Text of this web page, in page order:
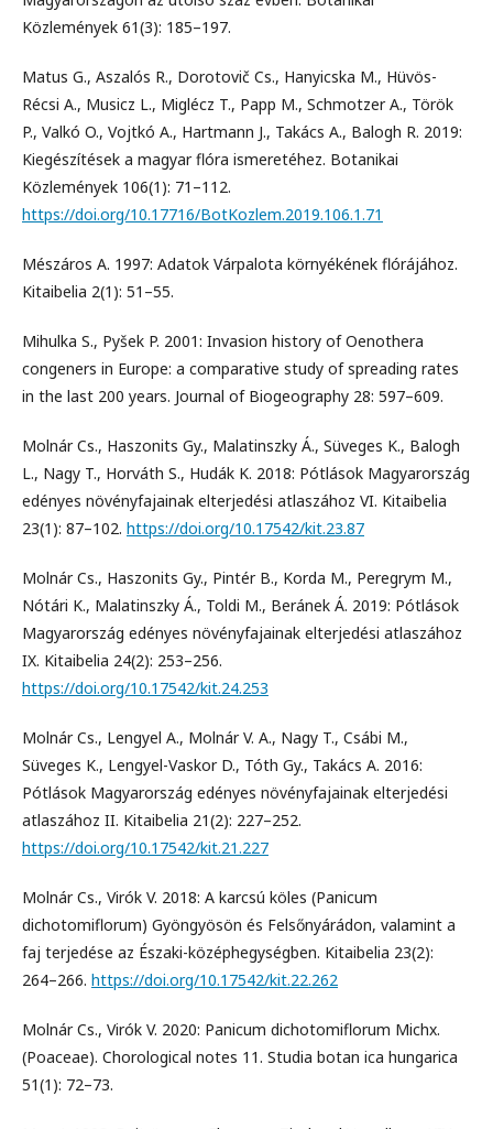
Közlemények 61(3): 185–197.
Matus G., Aszalós R., Dorotovič Cs., Hanyicska M., Hüvös-
Récsi A., Musicz L., Miglécz T., Papp M., Schmotzer A., Török
P., Valkó O., Vojtkó A., Hartmann J., Takács A., Balogh R. 2019:
Kiegészítések a magyar flóra ismeretéhez. Botanikai
Közlemények 106(1): 71–112.
https://doi.org/10.17716/BotKozlem.2019.106.1.71
Mészáros A. 1997: Adatok Várpalota környékének flórájához.
Kitaibelia 2(1): 51–55.
Mihulka S., Pyšek P. 2001: Invasion history of Oenothera
congeners in Europe: a comparative study of spreading rates
in the last 200 years. Journal of Biogeography 28: 597–609.
Molnár Cs., Haszonits Gy., Malatinszky Á., Süveges K., Balogh
L., Nagy T., Horváth S., Hudák K. 2018: Pótlások Magyarország
edényes növényfajainak elterjedési atlaszához VI. Kitaibelia
23(1): 87–102. https://doi.org/10.17542/kit.23.87
Molnár Cs., Haszonits Gy., Pintér B., Korda M., Peregrym M.,
Nótári K., Malatinszky Á., Toldi M., Beránek Á. 2019: Pótlások
Magyarország edényes növényfajainak elterjedési atlaszához
IX. Kitaibelia 24(2): 253–256.
https://doi.org/10.17542/kit.24.253
Molnár Cs., Lengyel A., Molnár V. A., Nagy T., Csábi M.,
Süveges K., Lengyel-Vaskor D., Tóth Gy., Takács A. 2016:
Pótlások Magyarország edényes növényfajainak elterjedési
atlaszához II. Kitaibelia 21(2): 227–252.
https://doi.org/10.17542/kit.21.227
Molnár Cs., Virók V. 2018: A karcsú köles (Panicum
dichotomiflorum) Gyöngyösön és Felsőnyárádon, valamint a
faj terjedése az Északi-középhegységben. Kitaibelia 23(2):
264–266. https://doi.org/10.17542/kit.22.262
Molnár Cs., Virók V. 2020: Panicum dichotomiflorum Michx.
(Poaceae). Chorological notes 11. Studia botan ica hungarica
51(1): 72–73.